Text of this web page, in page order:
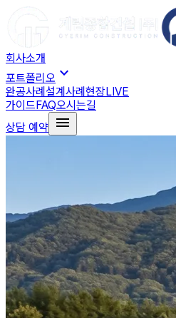
회사소개
포트폴리오 expand_more
완공사례설계사례현장LIVE
가이드FAQ오시는길
상담 예약 menu